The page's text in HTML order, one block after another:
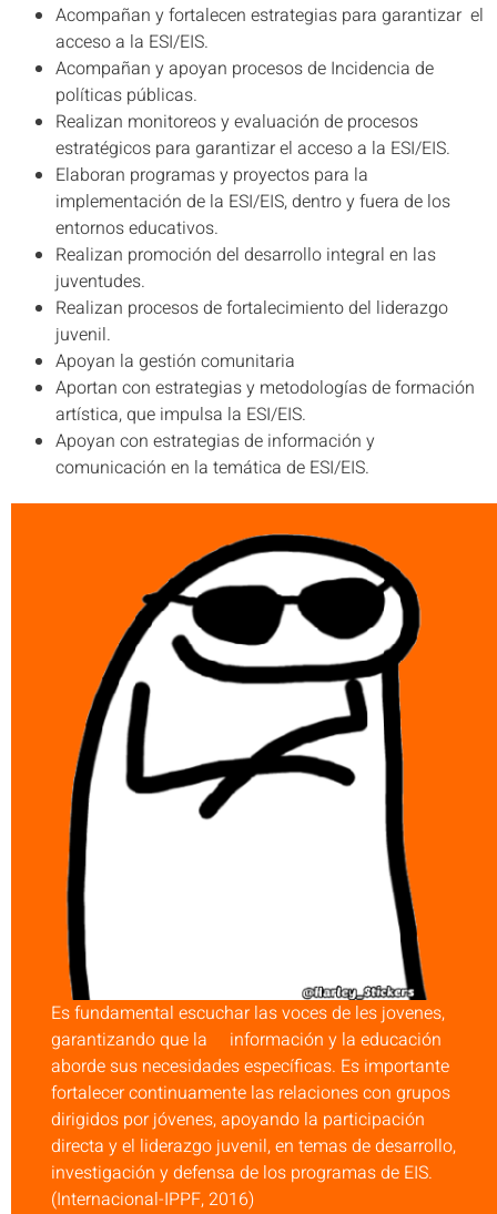
Acompañan y fortalecen estrategias para garantizar el
acceso a la ESI/EIS.
Acompañan y apoyan procesos de Incidencia de
políticas públicas.
Realizan monitoreos y evaluación de procesos
estratégicos para garantizar el acceso a la ESI/EIS.
Elaboran programas y proyectos para la
implementación de la ESI/EIS, dentro y fuera de los
entornos educativos.
Realizan promoción del desarrollo integral en las
juventudes.
Realizan procesos de fortalecimiento del liderazgo
juvenil.
Apoyan la gestión comunitaria
Aportan con estrategias y metodologías de formación
artística, que impulsa la ESI/EIS.
Apoyan con estrategias de información y
comunicación en la temática de ESI/EIS.
Es fundamental escuchar las voces de les jovenes,
garantizando que la información y la educación
aborde sus necesidades específicas. Es importante
fortalecer continuamente las relaciones con grupos
dirigidos por jóvenes, apoyando la participación
directa y el liderazgo juvenil, en temas de desarrollo,
investigación y defensa de los programas de EIS.
(Internacional-IPPF, 2016)